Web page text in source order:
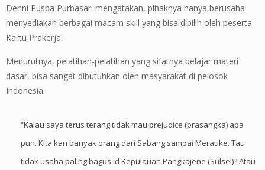
Denni Puspa Purbasari mengatakan, pihaknya hanya berusaha
menyediakan berbagai macam skill yang bisa dipilih oleh peserta
Kartu Prakerja.
Menurutnya, pelatihan-pelatihan yang sifatnya belajar materi
dasar, bisa sangat dibutuhkan oleh masyarakat di pelosok
Indonesia.
“Kalau saya terus terang tidak mau prejudice (prasangka) apa
pun. Kita kan banyak orang dari Sabang sampai Merauke. Tau
tidak usaha paling bagus id Kepulauan Pangkajene (Sulsel)? Atau